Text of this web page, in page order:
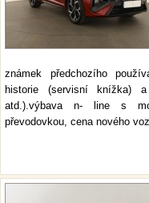
známek předchozího
historie (servisní knížka)
atd.).výbava n- line s
převodovkou, cena nového